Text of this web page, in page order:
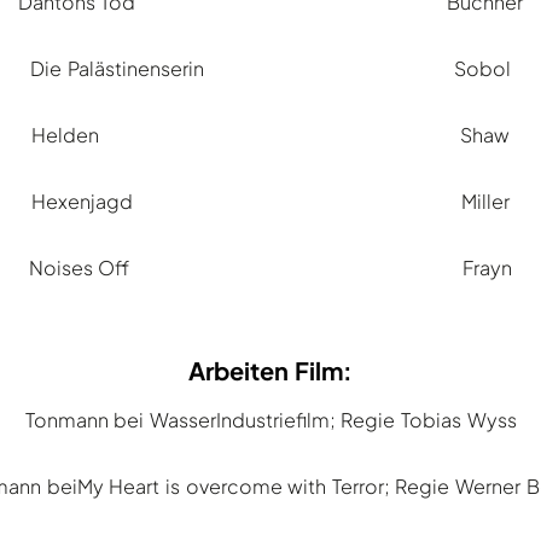
Die Palästinenserin Sobol
Helden Shaw
Hexenjagd Miller
Noises Off Frayn
Arbeiten Film:
Tonmann bei WasserIndustriefilm; Regie Tobias Wyss
beiMy Heart is overcome with Terror; Regie Werner